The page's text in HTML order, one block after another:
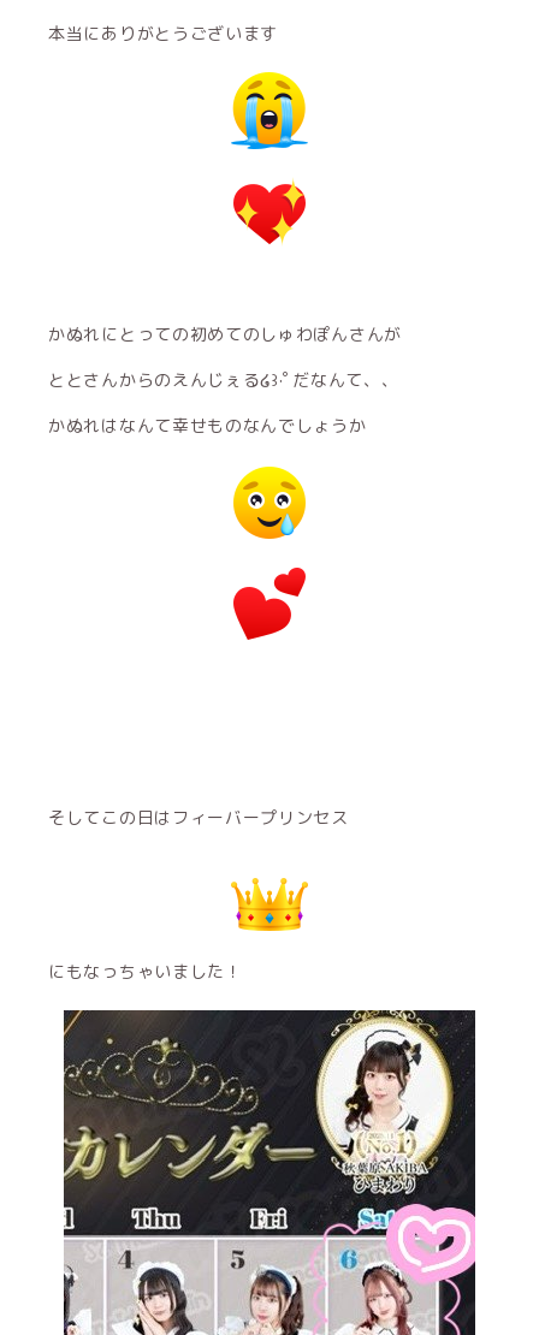
本当にありがとうございます
かぬれにとっての初めてのしゅわぽんさんが
ととさんからのえんじぇる໒꒱·ﾟだなんて、、
かぬれはなんて幸せものなんでしょうか
そしてこの日はフィーバープリンセス
にもなっちゃいました！